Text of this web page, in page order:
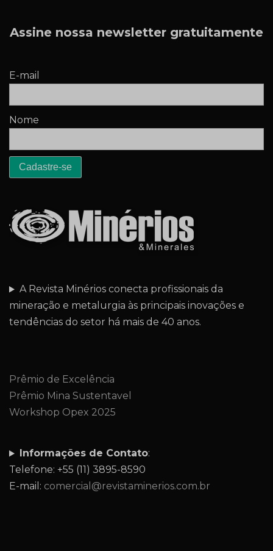
Assine nossa newsletter gratuitamente
E-mail
Nome
A Revista Minérios conecta profissionais da
mineração e metalurgia às principais inovações e
tendências do setor há mais de 40 anos.
Prêmio de Excelência
Prêmio Mina Sustentavel
Workshop Opex 2025
Informações de Contato:
Telefone: +55 (11) 3895-8590
E-mail: comercial@revistaminerios.com.br